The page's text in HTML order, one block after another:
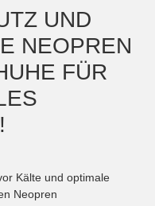
UND
NEOPREN
FÜR
Kälte und optimale
Neopren